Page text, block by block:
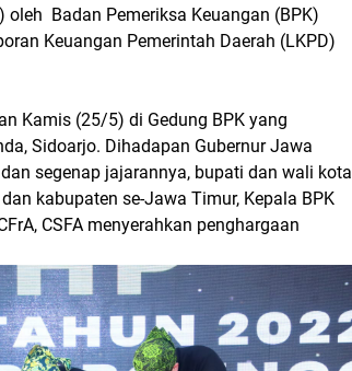
oleh Badan Pemeriksa Keuangan (BPK)
Keuangan Pemerintah Daerah (LKPD)
Kamis (25/5) di Gedung BPK yang
Sidoarjo. Dihadapan Gubernur Jawa
segenap jajarannya, bupati dan wali kota
kabupaten se-Jawa Timur, Kepala BPK
CSFA menyerahkan penghargaan